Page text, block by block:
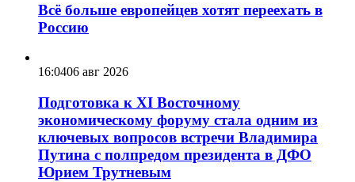
Всё больше европейцев хотят переехать в
Россию
16:0406 авг 2026
Подготовка к XI Восточному
экономическому форуму стала одним из
ключевых вопросов встречи Владимира
Путина с полпредом президента в ДФО
Юрием Трутневым